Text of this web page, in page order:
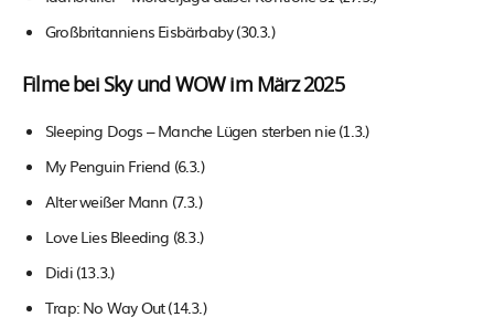
Großbritanniens Eisbärbaby (30.3.)
Filme bei Sky und WOW im März 2025
Sleeping Dogs – Manche Lügen sterben nie (1.3.)
My Penguin Friend (6.3.)
Alter weißer Mann (7.3.)
Love Lies Bleeding (8.3.)
Didi (13.3.)
Trap: No Way Out (14.3.)